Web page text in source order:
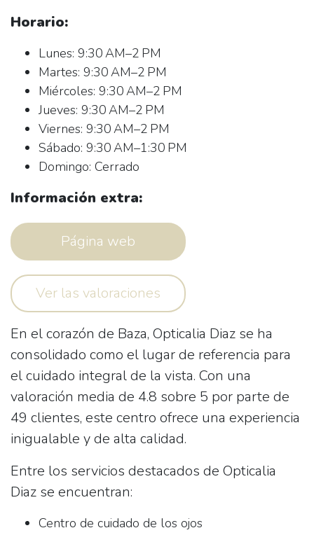
Horario:
Lunes: 9:30 AM–2 PM
Martes: 9:30 AM–2 PM
Miércoles: 9:30 AM–2 PM
Jueves: 9:30 AM–2 PM
Viernes: 9:30 AM–2 PM
Sábado: 9:30 AM–1:30 PM
Domingo: Cerrado
Información extra:
Página web
Ver las valoraciones
En el corazón de Baza, Opticalia Diaz se ha
consolidado como el lugar de referencia para
el cuidado integral de la vista. Con una
valoración media de 4.8 sobre 5 por parte de
49 clientes, este centro ofrece una experiencia
inigualable y de alta calidad.
Entre los servicios destacados de Opticalia
Diaz se encuentran:
Centro de cuidado de los ojos